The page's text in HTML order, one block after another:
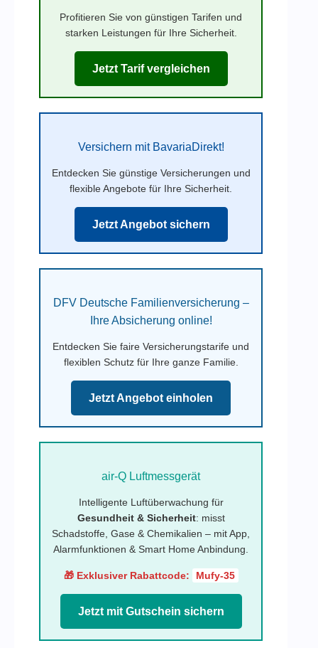
Profitieren Sie von günstigen Tarifen und
starken Leistungen für Ihre Sicherheit.
Jetzt Tarif vergleichen
Versichern mit BavariaDirekt!
Entdecken Sie günstige Versicherungen und
flexible Angebote für Ihre Sicherheit.
Jetzt Angebot sichern
DFV Deutsche Familienversicherung –
Ihre Absicherung online!
Entdecken Sie faire Versicherungstarife und
flexiblen Schutz für Ihre ganze Familie.
Jetzt Angebot einholen
air-Q Luftmessgerät
Intelligente Luftüberwachung für
Gesundheit & Sicherheit: misst
Schadstoffe, Gase & Chemikalien – mit App,
Alarmfunktionen & Smart Home Anbindung.
🎁 Exklusiver Rabattcode: Mufy-35
Jetzt mit Gutschein sichern